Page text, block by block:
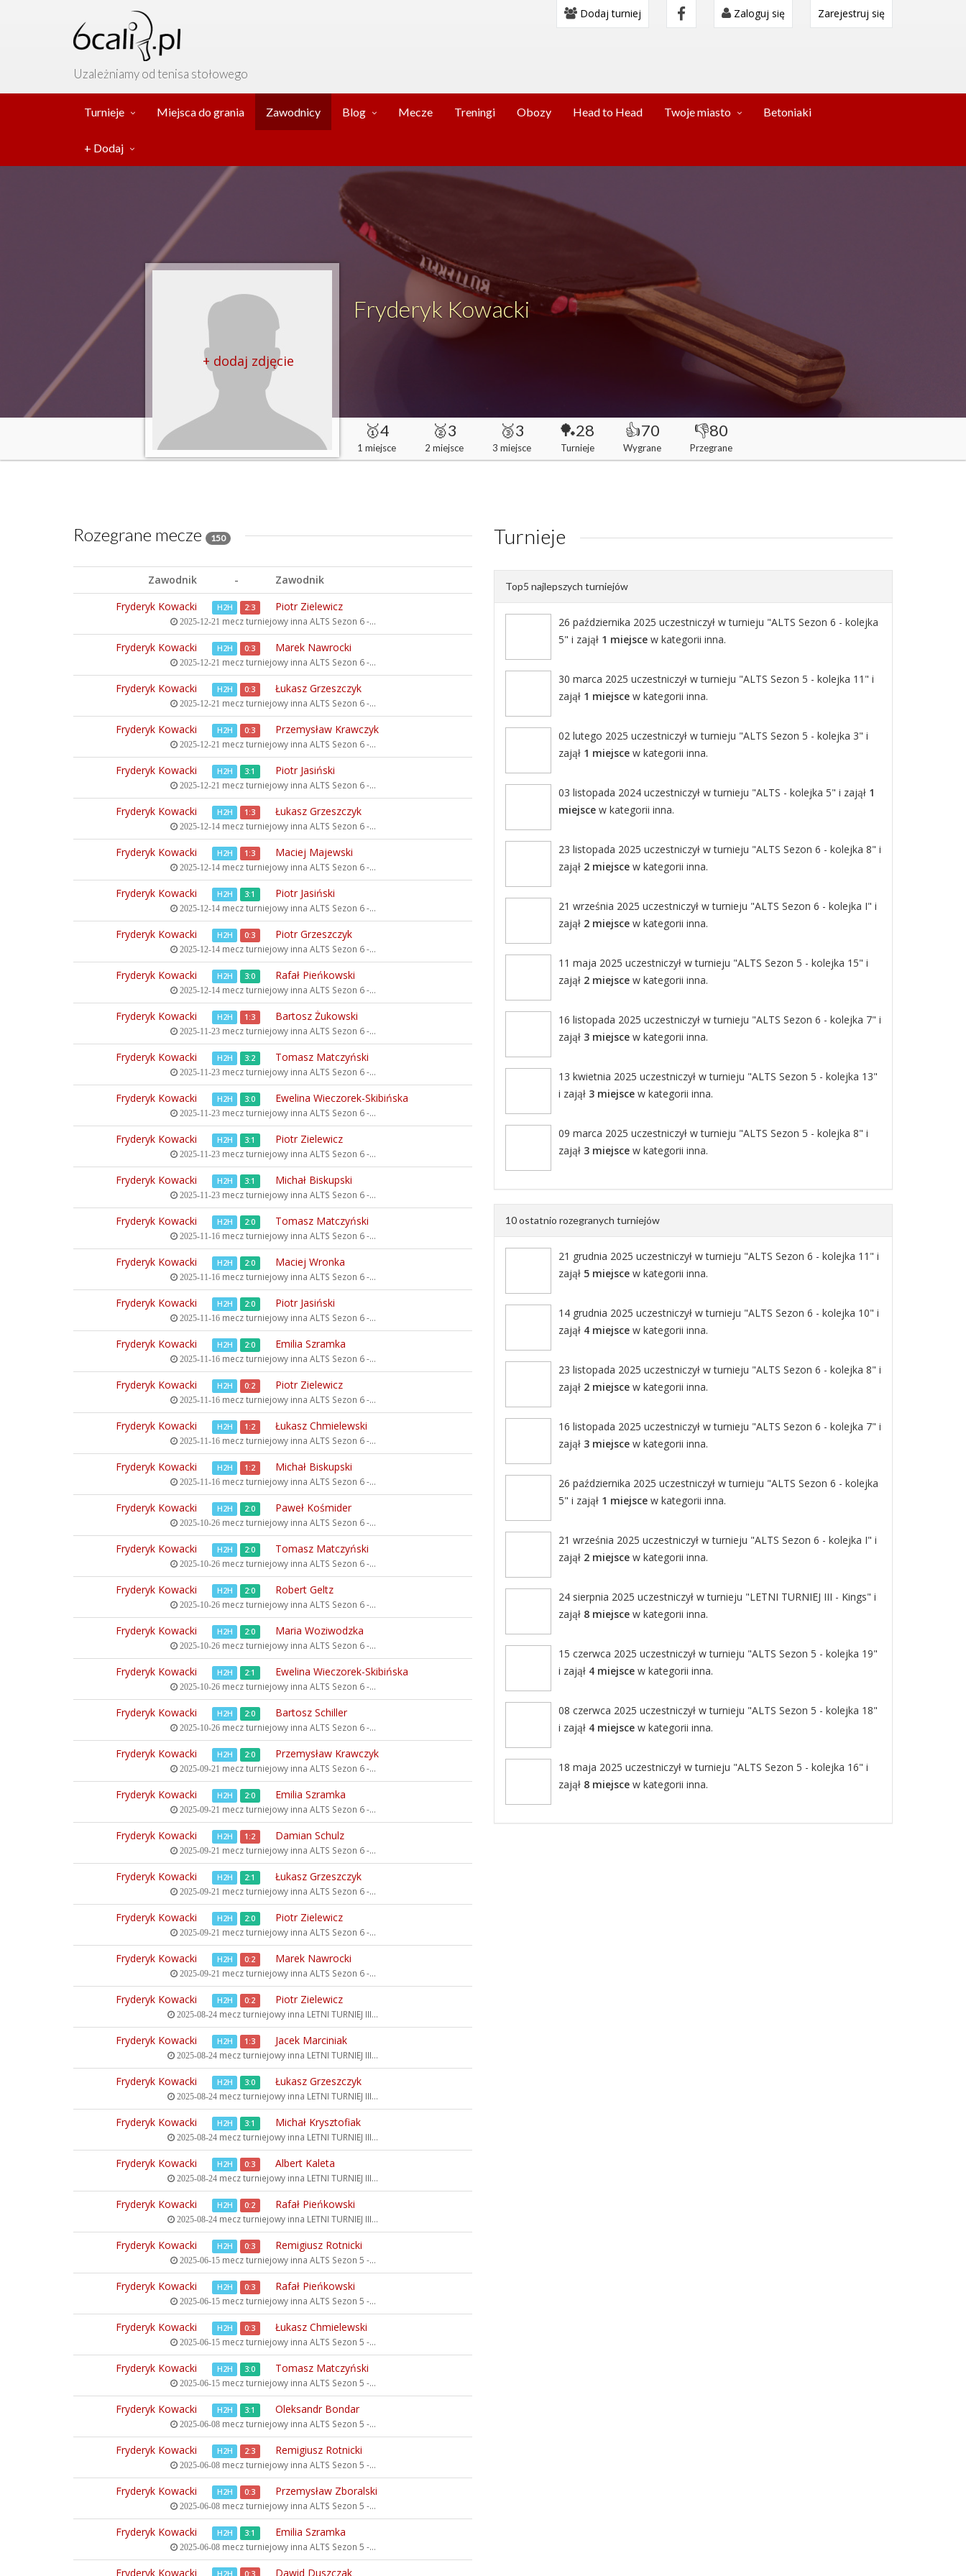
Uzależniamy od tenisa stołowego
Dodaj turniej Zaloguj się Zarejestruj się
Turnieje Miejsca do grania Zawodnicy Blog Mecze Treningi Obozy Head to Head Twoje miasto Betoniaki
+ Dodaj
Fryderyk Kowacki
+ dodaj zdjęcie
🥇4
1 miejsce
🥈3
2 miejsce
🥉3
3 miejsce
🏓28
Turnieje
👍70
Wygrane
👎80
Przegrane
Rozegrane mecze 150
Zawodnik -
Zawodnik
Fryderyk Kowacki
H2H 2:3 Piotr Zielewicz
2025-12-21 mecz turniejowy inna ALTS Sezon 6 -...
Fryderyk Kowacki H2H 0:3 Marek Nawrocki
2025-12-21 mecz turniejowy inna ALTS Sezon 6 -...
Fryderyk Kowacki H2H 0:3 Łukasz Grzeszczyk
2025-12-21 mecz turniejowy inna ALTS Sezon 6 -...
Fryderyk Kowacki H2H 0:3 Przemysław Krawczyk
2025-12-21 mecz turniejowy inna ALTS Sezon 6 -...
Fryderyk Kowacki H2H 3:1 Piotr Jasiński
2025-12-21 mecz turniejowy inna ALTS Sezon 6 -...
Fryderyk Kowacki H2H 1:3 Łukasz Grzeszczyk
2025-12-14mecz turniejowy inna ALTS Sezon 6 -...
Fryderyk Kowacki H2H 1:3 Maciej Majewski
2025-12-14mecz turniejowy inna ALTS Sezon 6 -...
Fryderyk Kowacki H2H 3:1 Piotr Jasiński
2025-12-14mecz turniejowy inna ALTS Sezon 6 -...
Fryderyk Kowacki H2H 0:3 Piotr Grzeszczyk
2025-12-14mecz turniejowy inna ALTS Sezon 6 -...
Fryderyk Kowacki H2H 3:0 Rafał Pieńkowski
2025-12-14mecz turniejowy inna ALTS Sezon 6 -...
Fryderyk Kowacki H2H 1:3 Bartosz Żukowski
2025-11-23mecz turniejowy inna ALTS Sezon 6 -...
Fryderyk Kowacki H2H 3:2 Tomasz Matczyński
2025-11-23mecz turniejowy inna ALTS Sezon 6 -...
Fryderyk Kowacki H2H 3:0 Ewelina Wieczorek-Skibińska
2025-11-23mecz turniejowy inna ALTS Sezon 6 -...
Fryderyk Kowacki H2H 3:1 Piotr Zielewicz
2025-11-23mecz turniejowy inna ALTS Sezon 6 -...
Fryderyk Kowacki H2H 3:1 Michał Biskupski
2025-11-23mecz turniejowy inna ALTS Sezon 6 -...
Fryderyk Kowacki H2H 2:0 Tomasz Matczyński
2025-11-16mecz turniejowy inna ALTS Sezon 6 -...
Fryderyk Kowacki H2H 2:0 Maciej Wronka
2025-11-16mecz turniejowy inna ALTS Sezon 6 -...
Fryderyk Kowacki H2H 2:0 Piotr Jasiński
2025-11-16mecz turniejowy inna ALTS Sezon 6 -...
Fryderyk Kowacki H2H 2:0 Emilia Szramka
2025-11-16mecz turniejowy inna ALTS Sezon 6 -...
Fryderyk Kowacki H2H 0:2 Piotr Zielewicz
2025-11-16mecz turniejowy inna ALTS Sezon 6 -...
Fryderyk Kowacki H2H 1:2 Łukasz Chmielewski
2025-11-16mecz turniejowy inna ALTS Sezon 6 -...
Fryderyk Kowacki H2H 1:2 Michał Biskupski
2025-11-16mecz turniejowy inna ALTS Sezon 6 -...
Fryderyk Kowacki H2H 2:0 Paweł Kośmider
2025-10-26mecz turniejowy inna ALTS Sezon 6 -...
Fryderyk Kowacki H2H 2:0 Tomasz Matczyński
2025-10-26mecz turniejowy inna ALTS Sezon 6 -...
Fryderyk Kowacki H2H 2:0 Robert Geltz
2025-10-26mecz turniejowy inna ALTS Sezon 6 -...
Fryderyk Kowacki H2H 2:0 Maria Woziwodzka
2025-10-26mecz turniejowy inna ALTS Sezon 6 -...
Fryderyk Kowacki H2H 2:1 Ewelina Wieczorek-Skibińska
2025-10-26mecz turniejowy inna ALTS Sezon 6 -...
Fryderyk Kowacki H2H 2:0 Bartosz Schiller
2025-10-26mecz turniejowy inna ALTS Sezon 6 -...
Fryderyk Kowacki H2H 2:0 Przemysław Krawczyk
2025-09-21 mecz turniejowy inna ALTS Sezon 6 -...
Fryderyk Kowacki H2H 2:0 Emilia Szramka
2025-09-21 mecz turniejowy inna ALTS Sezon 6 -...
Fryderyk Kowacki H2H 1:2 Damian Schulz
2025-09-21 mecz turniejowy inna ALTS Sezon 6 -...
Fryderyk Kowacki H2H 2:1 Łukasz Grzeszczyk
2025-09-21 mecz turniejowy inna ALTS Sezon 6 -...
Fryderyk Kowacki H2H 2:0 Piotr Zielewicz
2025-09-21 mecz turniejowy inna ALTS Sezon 6 -...
Fryderyk Kowacki H2H 0:2 Marek Nawrocki
2025-09-21 mecz turniejowy inna ALTS Sezon 6 -...
Fryderyk Kowacki H2H 0:2 Piotr Zielewicz
2025-08-24 mecz turniejowy inna LETNI TURNIEJ III...
Fryderyk Kowacki H2H 1:3 Jacek Marciniak
2025-08-24 mecz turniejowy inna LETNI TURNIEJ III...
Fryderyk Kowacki H2H 3:0 Łukasz Grzeszczyk
2025-08-24 mecz turniejowy inna LETNI TURNIEJ III...
Fryderyk Kowacki H2H 3:1 Michał Krysztofiak
2025-08-24 mecz turniejowy inna LETNI TURNIEJ III...
Fryderyk Kowacki H2H 0:3 Albert Kaleta
2025-08-24 mecz turniejowy inna LETNI TURNIEJ III...
Fryderyk Kowacki H2H 0:2 Rafał Pieńkowski
2025-08-24 mecz turniejowy inna LETNI TURNIEJ III...
Fryderyk Kowacki H2H 0:3 Remigiusz Rotnicki
2025-06-15mecz turniejowy inna ALTS Sezon 5 -...
Fryderyk Kowacki H2H 0:3 Rafał Pieńkowski
2025-06-15mecz turniejowy inna ALTS Sezon 5 -...
Fryderyk Kowacki H2H 0:3 Łukasz Chmielewski
2025-06-15mecz turniejowy inna ALTS Sezon 5 -...
Fryderyk Kowacki H2H 3:0 Tomasz Matczyński
2025-06-15mecz turniejowy inna ALTS Sezon 5 -...
Fryderyk Kowacki H2H 3:1 Oleksandr Bondar
2025-06-08mecz turniejowy inna ALTS Sezon 5 -...
Fryderyk Kowacki H2H 2:3 Remigiusz Rotnicki
2025-06-08mecz turniejowy inna ALTS Sezon 5 -...
Fryderyk Kowacki H2H 0:3 Przemysław Zboralski
2025-06-08mecz turniejowy inna ALTS Sezon 5 -...
Fryderyk Kowacki H2H 3:1 Emilia Szramka
2025-06-08mecz turniejowy inna ALTS Sezon 5 -...
Fryderyk Kowacki H2H 0:3 Dawid Duszczak
Turnieje
Top5 najlepszych turniejów
26 października 2025 uczestniczył w turnieju "ALTS Sezon 6 - kolejka
5" i zajął 1 miejsce w kategorii inna.
30 marca 2025 uczestniczył w turnieju "ALTS Sezon 5 - kolejka 11" i
zajął 1 miejsce w kategorii inna.
02 lutego 2025 uczestniczył w turnieju "ALTS Sezon 5 - kolejka 3" i
zajął 1 miejsce w kategorii inna.
03 listopada 2024 uczestniczył w turnieju "ALTS - kolejka 5" i zajął 1
miejsce w kategorii inna.
23 listopada 2025 uczestniczył w turnieju "ALTS Sezon 6 - kolejka 8" i
zajął 2 miejsce w kategorii inna.
21 września 2025 uczestniczył w turnieju "ALTS Sezon 6 - kolejka I" i
zajął 2 miejsce w kategorii inna.
11 maja 2025 uczestniczył w turnieju "ALTS Sezon 5 - kolejka 15" i
zajął 2 miejsce w kategorii inna.
16 listopada 2025 uczestniczył w turnieju "ALTS Sezon 6 - kolejka 7" i
zajął 3 miejsce w kategorii inna.
13 kwietnia 2025 uczestniczył w turnieju "ALTS Sezon 5 - kolejka 13"
i zajął 3 miejsce w kategorii inna.
09 marca 2025 uczestniczył w turnieju "ALTS Sezon 5 - kolejka 8" i
zajął 3 miejsce w kategorii inna.
10 ostatnio rozegranych turniejów
21 grudnia 2025 uczestniczył w turnieju "ALTS Sezon 6 - kolejka 11" i
zajął 5 miejsce w kategorii inna.
14 grudnia 2025 uczestniczył w turnieju "ALTS Sezon 6 - kolejka 10" i
zajął 4 miejsce w kategorii inna.
23 listopada 2025 uczestniczył w turnieju "ALTS Sezon 6 - kolejka 8" i
zajął 2 miejsce w kategorii inna.
16 listopada 2025 uczestniczył w turnieju "ALTS Sezon 6 - kolejka 7" i
zajął 3 miejsce w kategorii inna.
26 października 2025 uczestniczył w turnieju "ALTS Sezon 6 - kolejka
5" i zajął 1 miejsce w kategorii inna.
21 września 2025 uczestniczył w turnieju "ALTS Sezon 6 - kolejka I" i
zajął 2 miejsce w kategorii inna.
24 sierpnia 2025 uczestniczył w turnieju "LETNI TURNIEJ III - Kings" i
zajął 8 miejsce w kategorii inna.
15 czerwca 2025 uczestniczył w turnieju "ALTS Sezon 5 - kolejka 19"
i zajął 4 miejsce w kategorii inna.
08 czerwca 2025 uczestniczył w turnieju "ALTS Sezon 5 - kolejka 18"
i zajął 4 miejsce w kategorii inna.
18 maja 2025 uczestniczył w turnieju "ALTS Sezon 5 - kolejka 16" i
zajął 8 miejsce w kategorii inna.